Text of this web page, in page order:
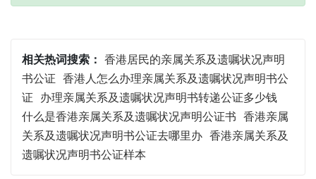
相关热词搜索： 香港居民的亲属关系及遗嘱状况声明
书公证 香港人怎么办理亲属关系及遗嘱状况声明书公
证 办理亲属关系及遗嘱状况声明书转递公证多少钱
什么是香港亲属关系及遗嘱状况声明公证书 香港亲属
关系及遗嘱状况声明书公证去哪里办 香港亲属关系及
遗嘱状况声明书公证样本